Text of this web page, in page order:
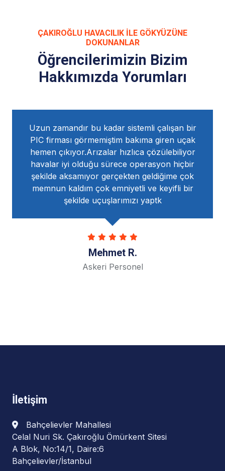
ÇAKIROĞLU HAVACILIK ILE GÖKYÜZÜNE
DOKUNANLAR
Öğrencilerimizin Bizim
Hakkımızda Yorumları
kadar sistemli çalışan bir
bakıma giren uçak
hızlıca çözülebiliyor
sürece operasyon hiçbir
gerçekten geldiğime çok
çok emniyetli ve keyifli bir
yaptk
IR'a başlayabilmem
programlı bir
havalarda iyi olduğu
bitirdik iznim boşa
çok yardımcı
ailesine
İletişim
Bahçelievler Mahallesi
Celal Nuri Sk. Çakıroğlu Ömürkent Sitesi
A Blok, No:14/1, Daire:6
Bahçelievler/İstanbul